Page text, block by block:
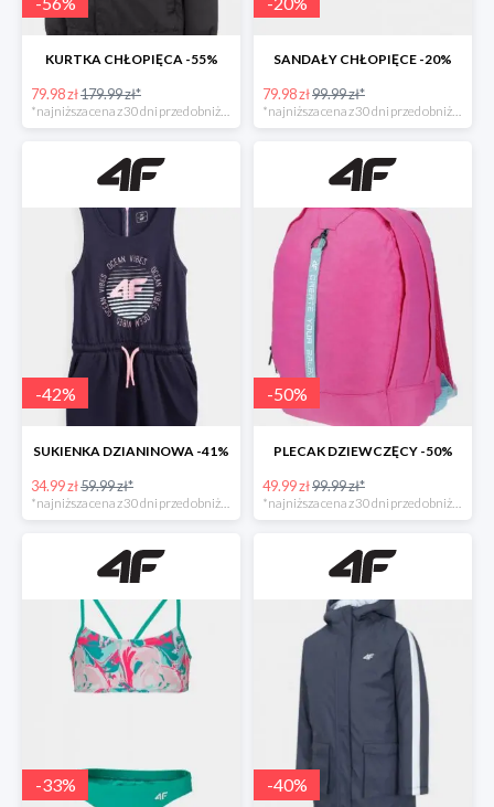
KURTKA CHŁOPIĘCA -55%
79.98 zł179.99 zł*
*najniższa cena z 30 dni przed obniżką
SANDAŁY CHŁOPIĘCE -20%
79.98 zł99.99 zł*
*najniższa cena z 30 dni przed obniżką
-42%
SUKIENKA DZIANINOWA -41%
34.99 zł59.99 zł*
-50%
PLECAK DZIEWCZĘCY -50%
49.99 zł99.99 zł*
-33% -40%